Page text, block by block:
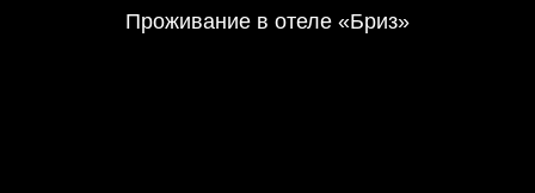
Проживание в отеле «Бриз»